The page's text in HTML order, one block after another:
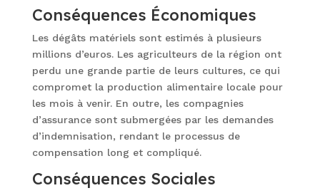
Conséquences Économiques
Les dégâts matériels sont estimés à plusieurs
millions d’euros. Les agriculteurs de la région ont
perdu une grande partie de leurs cultures, ce qui
compromet la production alimentaire locale pour
les mois à venir. En outre, les compagnies
d’assurance sont submergées par les demandes
d’indemnisation, rendant le processus de
compensation long et compliqué.
Conséquences Sociales